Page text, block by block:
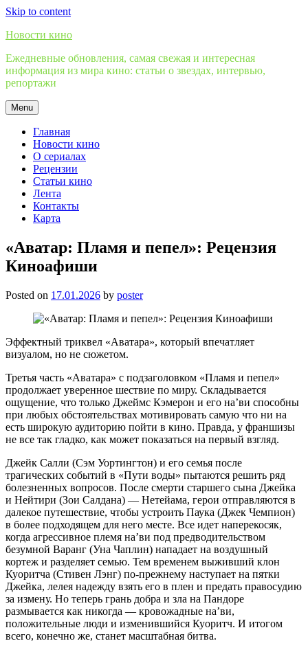
Skip to content
Новости кино
Ежедневные обновления, самая свежая и интересная
информация из мира кино: статьи о звездах, интервью,
репортажи
Menu
Главная
Новости кино
О сериалах
Рецензии
Статьи кино
Лента
Контакты
Карта
«Аватар: Пламя и пепел»: Рецензия
Киноафиши
Posted on 17.01.2026 by poster
Эффектный триквел «Аватара», который впечатляет
визуалом, но не сюжетом.
Третья часть «Аватара» с подзаголовком «Пламя и пепел»
продолжает уверенное шествие по миру. Складывается
ощущение, что только Джеймс Кэмерон и его наʼви способны
при любых обстоятельствах мотивировать самую что ни на
есть широкую аудиторию пойти в кино. Правда, у франшизы
не все так гладко, как может показаться на первый взгляд.
Джейк Салли (Сэм Уортингтон) и его семья после
трагических событий в «Пути воды» пытаются решить ряд
болезненных вопросов. После смерти старшего сына Джейка
и Нейтири (Зои Салдана) — Нетейама, герои отправляются в
далекое путешествие, чтобы устроить Паука (Джек Чемпион)
в более подходящем для него месте. Все идет наперекосяк,
когда агрессивное племя наʼви под предводительством
безумной Варанг (Уна Чаплин) нападает на воздушный
кортеж и разделяет семью. Тем временем выживший клон
Куоритча (Стивен Лэнг) по-прежнему наступает на пятки
Джейка, лелея надежду взять его в плен и предать правосудию
за измену. Но теперь грань добра и зла на Пандоре
размывается как никогда — кровожадные наʼви,
положительные люди и изменившийся Куоритч. И итогом
всего, конечно же, станет масштабная битва.